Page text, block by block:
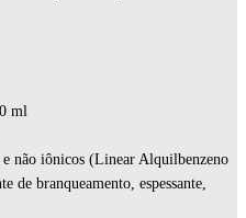
ml
não iônicos (Linear Alquilbenzeno
de branqueamento, espessante,